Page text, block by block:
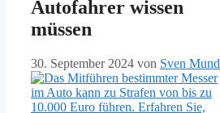
Autofahrer wissen
müssen
30. September 2024 von Sven Mund